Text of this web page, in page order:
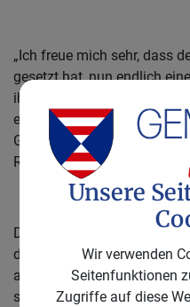
„Ich freue mich sehr, dass
gesetzt hat, nun endlich
ihm gebührende
ein einzigartiges
Garten stehen zu haben“,
Roseneder.
Der Apfel fällt durch seine
durch rote, deutlich
auf. Geschmacklich zeigt er
säuerliches, aromatisch-
Unsere
Wir verwenden
Seitenfunktionen
Zugriffe auf diese